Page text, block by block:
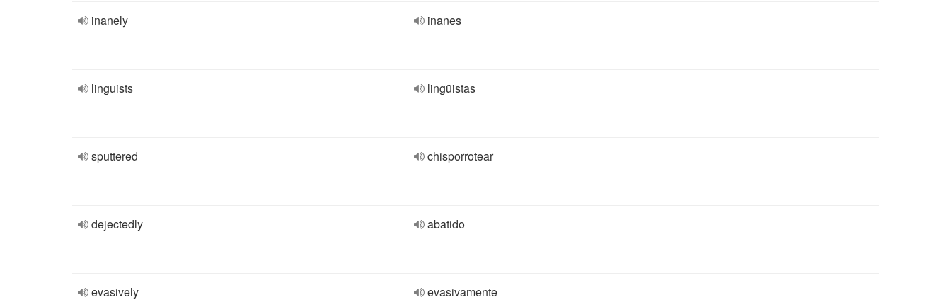
inanely inanes
linguists lingüistas
sputtered chisporrotear
dejectedly abatido
evasively evasivamente